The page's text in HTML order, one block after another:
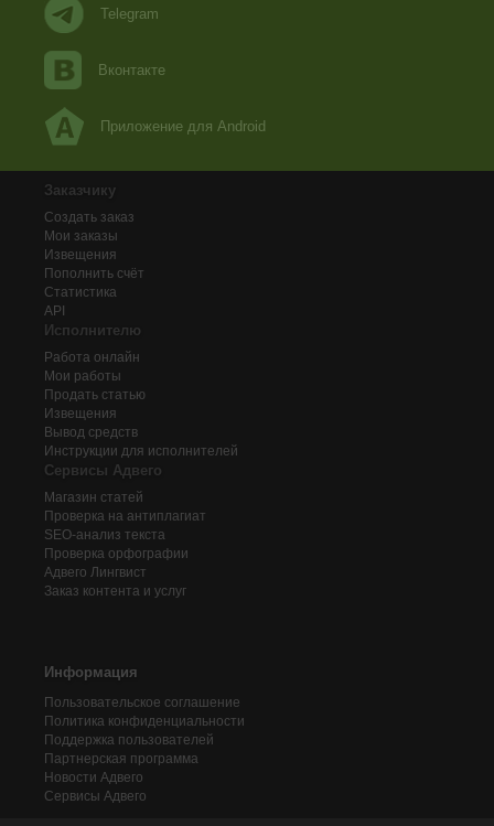
Telegram
Вконтакте
Приложение для Android
Заказчику
Создать заказ
Мои заказы
Извещения
Пополнить счёт
Статистика
API
Исполнителю
Работа онлайн
Мои работы
Продать статью
Извещения
Вывод средств
Инструкции для исполнителей
Сервисы Адвего
Магазин статей
Проверка на антиплагиат
SEO-анализ текста
Проверка орфографии
Адвего Лингвист
Заказ контента и услуг
Информация
Пользовательское соглашение
Политика конфиденциальности
Поддержка пользователей
Партнерская программа
Новости Адвего
Сервисы Адвего